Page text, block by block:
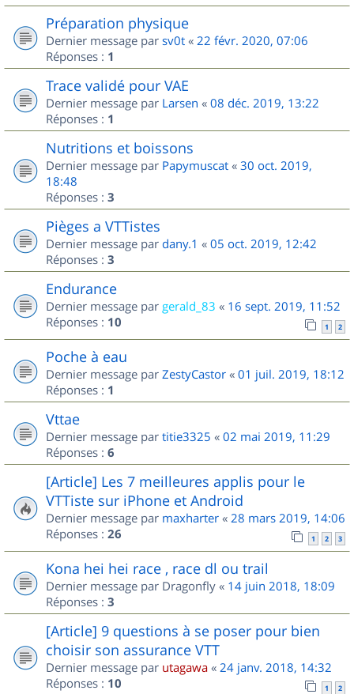
Préparation physique
Dernier message par sv0t « 22 févr. 2020, 07:06
Réponses : 1
Trace validé pour VAE
Dernier message par Larsen « 08 déc. 2019, 13:22
Réponses : 1
Nutritions et boissons
Dernier message par Papymuscat « 30 oct. 2019,
18:48
Réponses : 3
Pièges a VTTistes
Dernier message par dany.1 « 05 oct. 2019, 12:42
Réponses : 3
Endurance
Dernier message par gerald_83 « 16 sept. 2019, 11:52
Réponses : 10 1 2
Poche à eau
Dernier message par ZestyCastor « 01 juil. 2019, 18:12
Réponses : 1
Vttae
Dernier message par titie3325 « 02 mai 2019, 11:29
Réponses : 6
[Article] Les 7 meilleures applis pour le
VTTiste sur iPhone et Android
Dernier message par maxharter « 28 mars 2019, 14:06
Réponses : 26 1 2 3
Kona hei hei race , race dl ou trail
Dernier message par Dragonfly « 14 juin 2018, 18:09
Réponses : 3
[Article] 9 questions à se poser pour bien
choisir son assurance VTT
Dernier message par utagawa « 24 janv. 2018, 14:32
Réponses : 10 1 2